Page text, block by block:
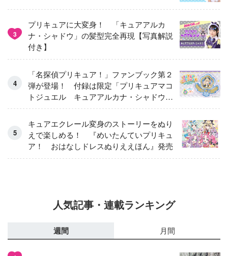
3
プリキュアに大変身！ 「キュアアルカ
ナ・シャドウ」の髪型完全再現【写真解説
付き】
「名探偵プリキュア！」ファンブック第２
弾が登場！ 付録は限定「プリキュアマコ
トジュエル キュアアルカナ・シャドウ
アイスver.」 キュアエクレールを大特
集！
キュアエクレール変身のストーリーをぬり
えで楽しめる！ 『めいたんていプリキュ
ア！ おはなしドレスぬりええほん』発売
人気記事・連載ランキング
週間 月間